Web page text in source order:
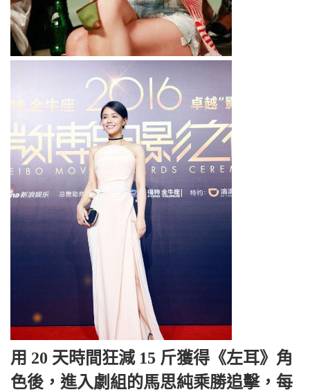
用 20 天時間狂減 15 斤獲得《左耳》角
色後，進入劇組的馬思純乘勝追擊，每